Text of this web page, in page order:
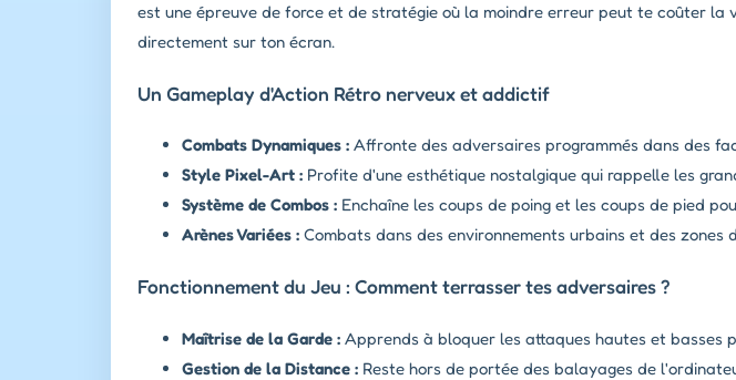
est une épreuve de force et de stratégie où la moindre erreur peut te coûter
directement sur ton écran.
Un Gameplay d'Action Rétro nerveux et addictif
Combats Dynamiques : Affronte des adversaires programmés dans des
Style Pixel-Art : Profite d'une esthétique nostalgique qui rappelle les
Système de Combos : Enchaîne les coups de poing et les coups de pied
Arènes Variées : Combats dans des environnements urbains et des zones
Fonctionnement du Jeu : Comment terrasser tes adversaires ?
Maîtrise de la Garde : Apprends à bloquer les attaques hautes et basses
Gestion de la Distance : Reste hors de portée des balayages de